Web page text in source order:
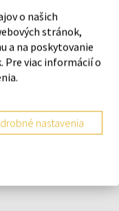
o našich
stránok,
a na poskytovanie
Pre viac informácií o
nastavenia